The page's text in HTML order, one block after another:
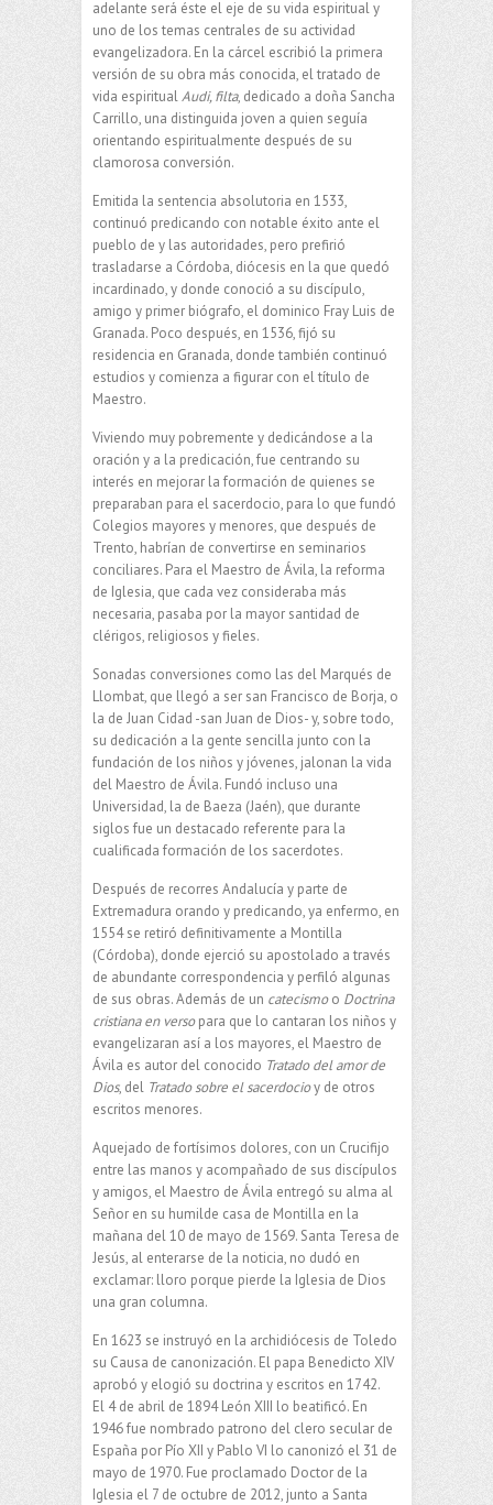
adelante será éste el eje de su vida espiritual y
uno de los temas centrales de su actividad
evangelizadora. En la cárcel escribió la primera
versión de su obra más conocida, el tratado de
vida espiritualAudi, filta, dedicado a doña Sancha
Carrillo, una distinguida joven a quien seguía
orientando espiritualmente después de su
clamorosa conversión.
Emitida la sentencia absolutoria en 1533,
continuó predicando con notable éxito ante el
pueblo de y las autoridades, pero prefirió
trasladarse a Córdoba, diócesis en la que quedó
incardinado, y donde conoció a su discípulo,
amigo y primer biógrafo, el dominico Fray Luis de
Granada. Poco después, en 1536, fijó su
residencia en Granada, donde también continuó
estudios y comienza a figurar con el título de
Maestro.
Viviendo muy pobremente y dedicándose a la
oración y a la predicación, fue centrando su
interés en mejorar la formación de quienes se
preparaban para el sacerdocio, para lo que fundó
Colegios mayores y menores, que después de
Trento, habrían de convertirse en seminarios
conciliares. Para el Maestro de Ávila, la reforma
de Iglesia, que cada vez consideraba más
necesaria, pasaba por la mayor santidad de
clérigos, religiosos y fieles.
Sonadas conversiones como las del Marqués de
Llombat, que llegó a ser san Francisco de Borja, o
la de Juan Cidad -san Juan de Dios- y, sobre todo,
su dedicación a la gente sencilla junto con la
fundación de los niños y jóvenes, jalonan la vida
del Maestro de Ávila. Fundó incluso una
Universidad, la de Baeza (Jaén), que durante
siglos fue un destacado referente para la
cualificada formación de los sacerdotes.
Después de recorres Andalucía y parte de
Extremadura orando y predicando, ya enfermo, en
1554 se retiró definitivamente a Montilla
(Córdoba), donde ejerció su apostolado a través
de abundante correspondencia y perfiló algunas
de sus obras. Además de un catecismoo Doctrina
cristiana en versopara que lo cantaran los niños y
evangelizaran así a los mayores, el Maestro de
Ávila es autor del conocido Tratado del amor de
Dios, del Tratado sobre el sacerdocioy de otros
escritos menores.
Aquejado de fortísimos dolores, con un Crucifijo
entre las manos y acompañado de sus discípulos
y amigos, el Maestro de Ávila entregó su alma al
Señor en su humilde casa de Montilla en la
mañana del 10 de mayo de 1569. Santa Teresa de
Jesús, al enterarse de la noticia, no dudó en
exclamar: lloro porque pierde la Iglesia de Dios
una gran columna.
En 1623 se instruyó en la archidiócesis de Toledo
su Causa de canonización. El papa Benedicto XIV
aprobó y elogió su doctrina y escritos en 1742.
El 4 de abril de 1894 León XIII lo beatificó. En
1946 fue nombrado patrono del clero secular de
España por Pío XII y Pablo VI lo canonizó el 31 de
mayo de 1970. Fue proclamado Doctor de la
Iglesia el 7 de octubre de 2012, junto a Santa